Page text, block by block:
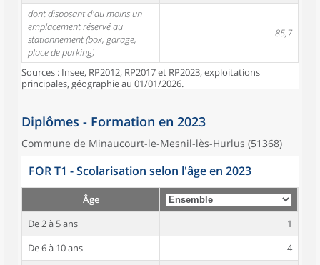
dont disposant d'au moins un
emplacement réservé au
stationnement (box, garage,
place de parking)
85,7
Sources : Insee, RP2012, RP2017 et RP2023, exploitations
principales, géographie au 01/01/2026.
Diplômes - Formation en 2023
Commune de Minaucourt-le-Mesnil-lès-Hurlus (51368)
FOR T1 - Scolarisation selon l'âge en 2023
Âge
De 2 à 5 ans
1
De 6 à 10 ans
4